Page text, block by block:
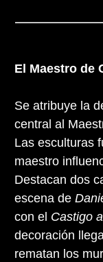
El Maestro de
Se atribuye la
central al
Las esculturas
maestro
Destacan dos
escena de
con el Castigo
decoración
rematan los